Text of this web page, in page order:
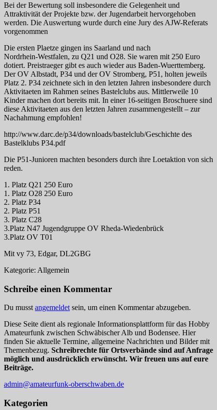
Bei der Bewertung soll insbesondere die Gelegenheit und
Attraktivität der Projekte bzw. der Jugendarbeit hervorgehoben
werden. Die Auswertung wurde durch eine Jury des AJW-Referats
vorgenommen
Die ersten Plaetze gingen ins Saarland und nach
Nordrhein-Westfalen, zu Q21 und O28. Sie waren mit 250 Euro
dotiert. Preistraeger gibt es auch wieder aus Baden-Wuerttemberg.
Der OV Albstadt, P34 und der OV Stromberg, P51, holten jeweils
Platz 2. P34 zeichnete sich in den letzten Jahren insbesondere durch
Aktivitaeten im Rahmen seines Bastelclubs aus. Mittlerweile 10
Kinder machen dort bereits mit. In einer 16-seitigen Broschuere sind
diese Aktivitaeten aus den letzten Jahren zusammengestellt – zur
Nachahmung empfohlen!
http://www.darc.de/p34/downloads/bastelclub/Geschichte des
Bastelklubs P34.pdf
Die P51-Junioren machten besonders durch ihre Loetaktion von sich
reden.
1. Platz Q21 250 Euro
1. Platz O28 250 Euro
2. Platz P34
2. Platz P51
3. Platz C28
3.Platz N47 Jugendgruppe OV Rheda-Wiedenbrück
3.Platz OV T01
Mit vy 73, Edgar, DL2GBG
Kategorie: Allgemein
Schreibe einen Kommentar
Du musst angemeldet sein, um einen Kommentar abzugeben.
Diese Seite dient als regionale Informationsplattform für das Hobby
Amateurfunk zwischen Schwäbischer Alb und Bodensee. Hier
finden Sie aktuelle Termine, allgemeine Nachrichten und Bilder mit
Themenbezug. Schreibrechte für Ortsverbände sind auf Anfrage
möglich und ausdrücklich erwünscht. Wir freuen uns auf eure
Beiträge.
admin@amateurfunk-oberschwaben.de
Kategorien